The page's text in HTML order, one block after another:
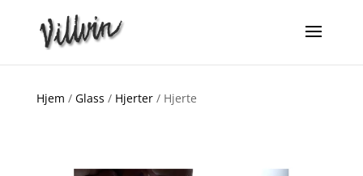
Hjem / Glass / Hjerter/ Hjerte